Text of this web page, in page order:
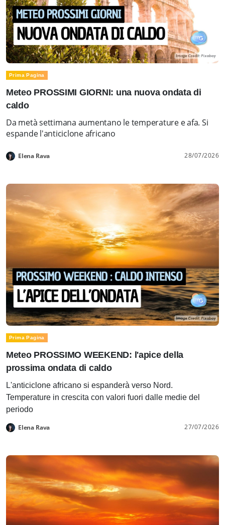
Prima Pagina
Meteo PROSSIMI GIORNI: una nuova ondata di
caldo
Da metà settimana aumentano le temperature e afa. Si
espande l'anticiclone africano
Elena Rava 28/07/2026
Prima Pagina
Meteo PROSSIMO WEEKEND: l'apice della
prossima ondata di caldo
L'anticiclone africano si espanderà verso Nord.
Temperature in crescita con valori fuori dalle medie del
periodo
Elena Rava 27/07/2026